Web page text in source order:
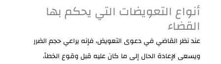
أنواع التعويضات التي يحكم بها
القضاء
عند نظر القاضي في دعوى التعويض، فإنه يراعي حجم الضرر
ويسعى لإعادة الحال إلى ما كان عليه قبل وقوع الخطأ،